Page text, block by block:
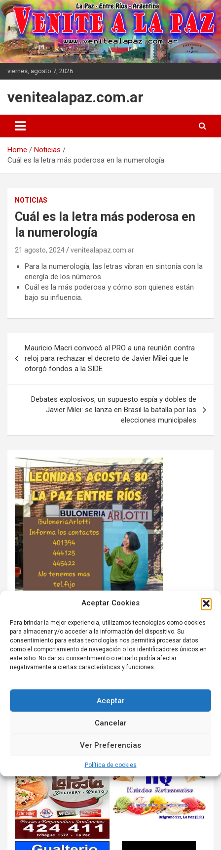
Aceptar Cookies
Para brindar la mejor experiencia, utilizamos tecnologías como cookies
para almacenar y/o acceder a la información del dispositivo. Su
consentimiento para estas tecnologías nos permitirá procesar datos
como el comportamiento de navegación o los identificadores únicos en
este sitio. No dar su consentimiento o retirarlo podría afectar
negativamente a ciertas características y funciones.
Aceptar
Cancelar
Ver Preferencias
Política de cookies
Skip
to
content
viernes, agosto 7, 2026
venitealapaz.com.ar
Home
Noticias
Cuál es la letra más poderosa en la numerología
NOTICIAS
Cuál es la letra más poderosa en
la numerología
21 agosto, 2024 venitealapaz.com.ar
Para la numerología, las letras vibran en sintonía con la
energía de los números.
Cuál es la más poderosa y cómo son quienes están
bajo su influencia.
de
entradas
Mauricio Macri convocó al PRO a una reunión contra
reloj para rechazar el decreto de Javier Milei que le
otorgó fondos a la SIDE
Debates explosivos, un supuesto espía y dobles de
Javier Milei: se lanza en Brasil la batalla por las
elecciones municipales